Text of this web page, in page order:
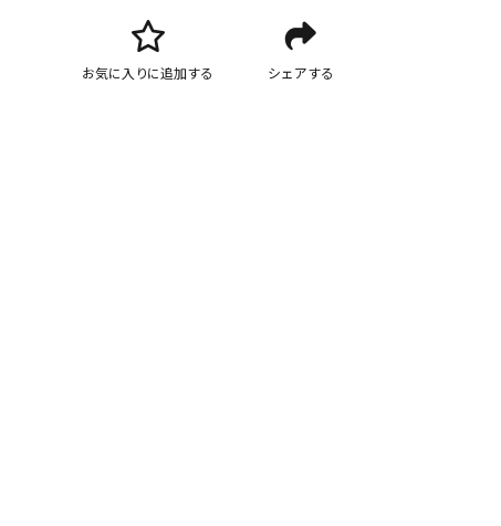
お気に入りに追加する シェアする